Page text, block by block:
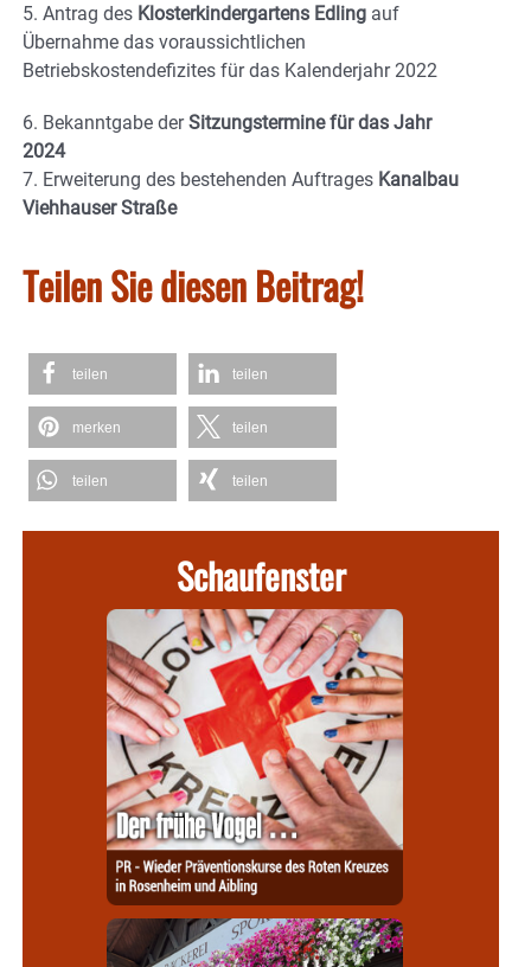
5. Antrag des Klosterkindergartens Edling auf
Übernahme das voraussichtlichen
Betriebskostendefizites für das Kalenderjahr 2022
6. Bekanntgabe derSitzungstermine für das Jahr
2024
7. Erweiterung des bestehenden Auftrages Kanalbau
Viehhauser Straße
Teilen Sie diesen Beitrag!
teilen teilen
merken teilen
teilen teilen
Schaufenster